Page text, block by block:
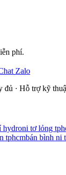
phí.
Zalo
đủ · Hỗ trợ kỹ
hydroni tơ lỏng
tphcmbán bình ni